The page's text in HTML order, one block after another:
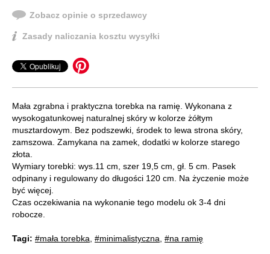
Zobacz opinie o sprzedawcy
Zasady naliczania kosztu wysyłki
Mała zgrabna i praktyczna torebka na ramię. Wykonana z
wysokogatunkowej naturalnej skóry w kolorze żółtym
musztardowym. Bez podszewki, środek to lewa strona skóry,
zamszowa. Zamykana na zamek, dodatki w kolorze starego
złota.
Wymiary torebki: wys.11 cm, szer 19,5 cm, gł. 5 cm. Pasek
odpinany i regulowany do długości 120 cm. Na życzenie może
być więcej.
Czas oczekiwania na wykonanie tego modelu ok 3-4 dni
robocze.
Tagi: #mała torebka, #minimalistyczna, #na ramię